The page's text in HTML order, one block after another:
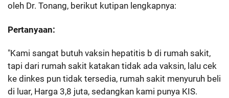
oleh Dr. Tonang, berikut kutipan lengkapnya:
Pertanyaan:
"Kami sangat butuh vaksin hepatitis b di rumah sakit,
tapi dari rumah sakit katakan tidak ada vaksin, lalu cek
ke dinkes pun tidak tersedia, rumah sakit menyuruh beli
di luar, Harga 3,8 juta, sedangkan kami punya KIS.